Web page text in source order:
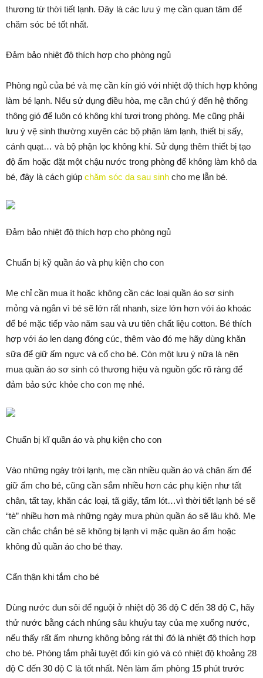
thương từ thời tiết lạnh. Đây là các lưu ý mẹ cần quan tâm để
chăm sóc bé tốt nhất.
Đảm bảo nhiệt độ thích hợp cho phòng ngủ
Phòng ngủ của bé và mẹ cần kín gió với nhiệt độ thích hợp không
làm bé lạnh. Nếu sử dụng điều hòa, mẹ cần chú ý đến hệ thống
thông gió để luôn có không khí tươi trong phòng. Mẹ cũng phải
lưu ý vệ sinh thường xuyên các bộ phận làm lạnh, thiết bị sấy,
cánh quạt… và bộ phận lọc không khí. Sử dụng thêm thiết bị tạo
độ ẩm hoặc đặt một chậu nước trong phòng để không làm khô da
bé, đây là cách giúp chăm sóc da sau sinh cho mẹ lẫn bé.
Đảm bảo nhiệt độ thích hợp cho phòng ngủ
Chuẩn bị kỹ quần áo và phụ kiện cho con
Mẹ chỉ cần mua ít hoặc không cần các loại quần áo sơ sinh
mỏng và ngắn vì bé sẽ lớn rất nhanh, size lớn hơn với áo khoác
để bé mặc tiếp vào năm sau và ưu tiên chất liệu cotton. Bé thích
hợp với áo len dạng đóng cúc, thêm vào đó mẹ hãy dùng khăn
sữa để giữ ấm ngực và cổ cho bé. Còn một lưu ý nữa là nên
mua quần áo sơ sinh có thương hiệu và nguồn gốc rõ ràng để
đảm bảo sức khỏe cho con mẹ nhé.
Chuẩn bị kĩ quần áo và phụ kiện cho con
Vào những ngày trời lạnh, mẹ cần nhiều quần áo và chăn ấm để
giữ ấm cho bé, cũng cần sắm nhiều hơn các phụ kiện như tất
chân, tất tay, khăn các loại, tã giấy, tấm lót…vì thời tiết lạnh bé sẽ
“tè” nhiều hơn mà những ngày mưa phùn quần áo sẽ lâu khô. Mẹ
cần chắc chắn bé sẽ không bị lạnh vì mặc quần áo ẩm hoặc
không đủ quần áo cho bé thay.
Cẩn thận khi tắm cho bé
Dùng nước đun sôi để nguội ở nhiệt độ 36 độ C đến 38 độ C, hãy
thử nước bằng cách nhúng sâu khuỷu tay của mẹ xuống nước,
nếu thấy rất ấm nhưng không bỏng rát thì đó là nhiệt độ thích hợp
cho bé. Phòng tắm phải tuyệt đối kín gió và có nhiệt độ khoảng 28
độ C đến 30 độ C là tốt nhất. Nên làm ấm phòng 15 phút trước